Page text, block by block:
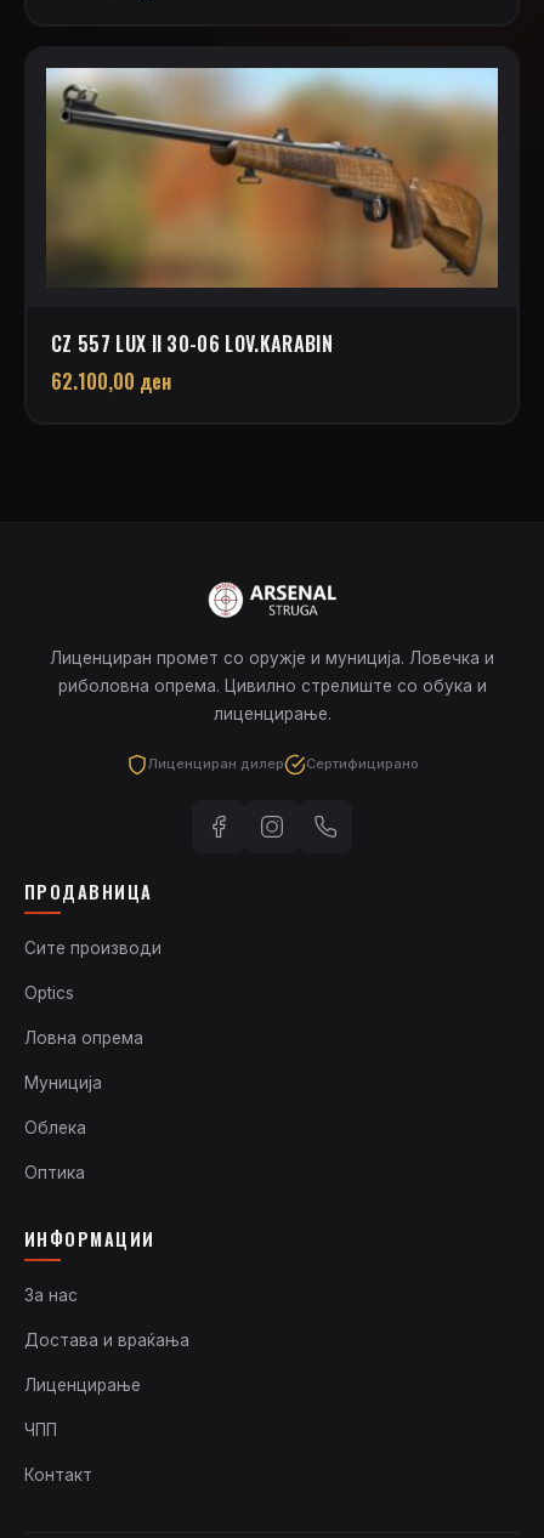
CZ 557 LUX II 30-06 LOV.KARABIN
62.100,00 ден
Лиценциран промет со оружје и муниција. Ловечка и
риболовна опрема. Цивилно стрелиште со обука и
лиценцирање.
Лиценциран дилер Сертифицирано
ПРОДАВНИЦА
Сите производи
Optics
Ловна опрема
Муниција
Облека
Оптика
ИНФОРМАЦИИ
За нас
Достава и враќања
Лиценцирање
ЧПП
Контакт